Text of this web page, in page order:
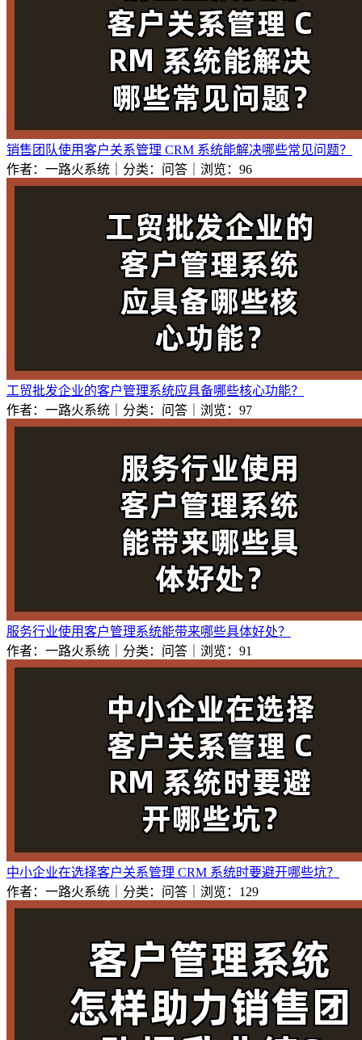
销售团队使用客户关系管理 CRM 系统能解决哪些常见问题？
作者：一路火系统｜分类：问答｜浏览：96
工贸批发企业的客户管理系统应具备哪些核心功能？
作者：一路火系统｜分类：问答｜浏览：97
服务行业使用客户管理系统能带来哪些具体好处？
作者：一路火系统｜分类：问答｜浏览：91
中小企业在选择客户关系管理 CRM 系统时要避开哪些坑？
作者：一路火系统｜分类：问答｜浏览：129